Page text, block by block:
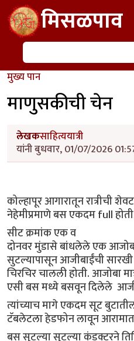
Skip to main contentमिसळपाव
शोध
मुख्य पान
माणुसकीची चेन
लेखकसाहित्ययात्री
यांनी बुधवार, 01/07/2026
कोल्हापूर आगारातून रात्रीची
नेहेमीप्रमाणे बस एकदम full
सीट क्रमांक एक व
दोनवर मुंडासे बांधलेले एक
सुटल्यापासून आजीबाईंची
चिरचिर चालली होती. आजोबा
एसी बस मध्ये बसवून दिलेले
त्यांच्याच मागे एकदम सूट
टॅबलेटला हेडफोन लावून आरामात
बस सुटल्या सुटल्या कंडक्टरने